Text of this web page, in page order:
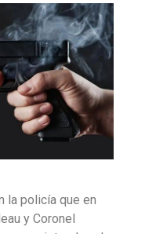
la policía que en
y Coronel